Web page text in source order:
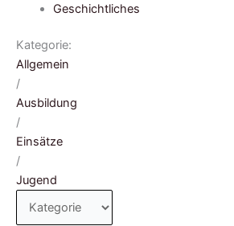
Geschichtliches
Kategorie:
Allgemein
/
Ausbildung
/
Einsätze
/
Jugend